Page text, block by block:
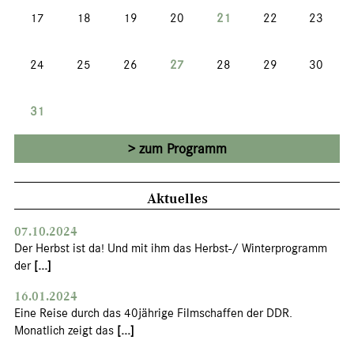
17 18 19 20 21 22 23
24 25 26 27 28 29 30
31
zum Programm
Aktuelles
07.10.2024
Der Herbst ist da! Und mit ihm das Herbst-/ Winterprogramm
der [...]
16.01.2024
Eine Reise durch das 40jährige Filmschaffen der DDR.
Monatlich zeigt das [...]